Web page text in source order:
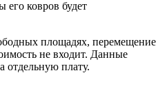
его ковров будет
площадях, перемещение
не входит. Данные
отдельную плату.